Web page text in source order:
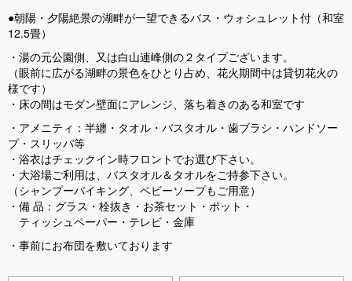
o
u
s
●朝陽・夕陽絶景の湖畔が一望できるバス・ウォシュレット付（和室
12.5畳）
・湯の元公園側、又は白山連峰側の２タイプございます。
（眼前に広がる湖畔の景色をひとり占め、花火期間中は貸切花火の
様です）
・床の間はモダン壁面にアレンジ、落ち着きのある和室です
・アメニティ：半纏・タオル・バスタオル・歯ブラシ・ハンドソー
プ・スリッパ等
・浴衣はチェックイン時フロントでお選び下さい。
・大浴場ご利用は、バスタオル＆タオルをご持参下さい。
（シャンプーバイキング、ベビーソープもご用意）
・備 品：グラス・栓抜き・お茶セット・ポット・
ティッシュペーパー・テレビ・金庫
・事前にお布団を敷いております